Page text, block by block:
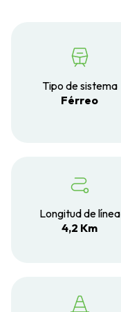
Tipo de sistema
Férreo
Longitud de línea
4,2 Km